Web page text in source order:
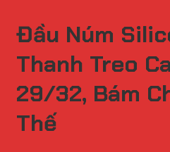
Đầu Núm
Thanh Treo
29/32, Bám
Thế